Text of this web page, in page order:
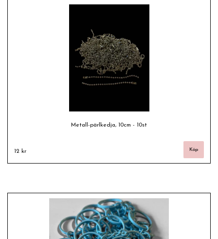
Metall-pärlkedja, 10cm - 10st
12 kr